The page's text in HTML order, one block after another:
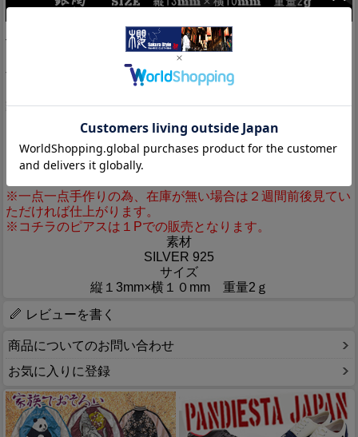
Detail
丁寧な彫り込み、妥協を許さない物作りをされている銀燭
（ぎんしょく）さんより、「お京の小面」ピアスのご紹介で
す。
舞妓さんをモチーフにした斬新デザイン「オキョウノコオモ
「お京の小面」を耳につければ貴方の気分は舞妓気分♪
そうだ！！京都に行こう！！なんつ。
※一点一点手作りの為、在庫が無い場合は２週間前後見てい
ただければ仕上がります。
※コチラのピアスは１Pでの販売となります。
素材
SILVER 925
サイズ
縦１3mm×横１０mm 重量2ｇ
レビューを書く
商品についてのお問い合わせ
お気に入りに登録